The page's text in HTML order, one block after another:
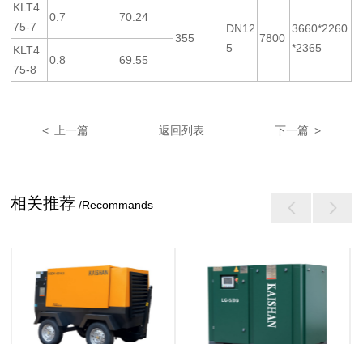
KLT4
75-7
0.7
70.24
355
DN12
5
7800
3660*2260
*2365
KLT4
75-8
0.8 69.55
< 上一篇 返回列表 下一篇 >
相关推荐 /Recommands